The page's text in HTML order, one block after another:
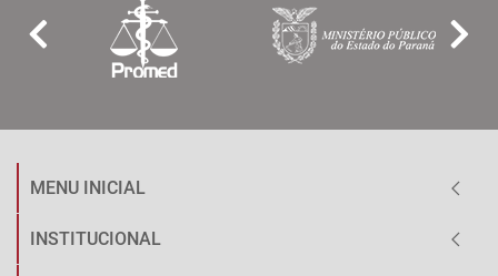
MENU INICIAL
INSTITUCIONAL